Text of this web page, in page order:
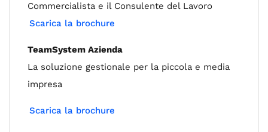
Commercialista e il Consulente del Lavoro
Scarica la brochure
TeamSystem Azienda
La soluzione gestionale per la piccola e media
impresa
Scarica la brochure